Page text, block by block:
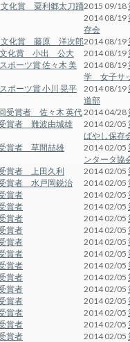
文化賞 粟利郷太刀踊2015 09/18
2014 08/19
存会
文化賞 藤原 洋次郎2014 08/19
文化賞 小出 公大 2014 08/19
ポーツ賞 佐々木 美
2014 08/19
学 女子サ
ポーツ賞 小川 晃平 2014 08/19
道部
受賞者 佐々木 英代2014 04/28
賞者 難波由城雄 2014 02/05
ばやし保存
賞者 草間喆雄 2014 02/05
ンタータ協
賞者 上田久利 2014 02/05
賞者 水戸岡鋭治 2014 02/05
賞者 2014 02/05
賞者 2014 02/05
賞者 2014 02/05
賞者 2014 02/05
賞者 2014 02/05
賞者 2014 02/05
賞者 2014 02/05
賞者 2014 02/05
賞者 2014 02/05
賞者 2014 02/05
賞者 2014 02/05
賞者 2014 02/05
賞者 2014 02/05